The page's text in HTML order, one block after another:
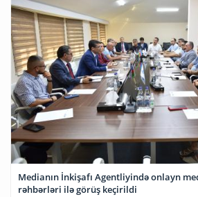
Medianın İnkişafı Agentliyində onlayn
rəhbərləri ilə görüş keçirildi